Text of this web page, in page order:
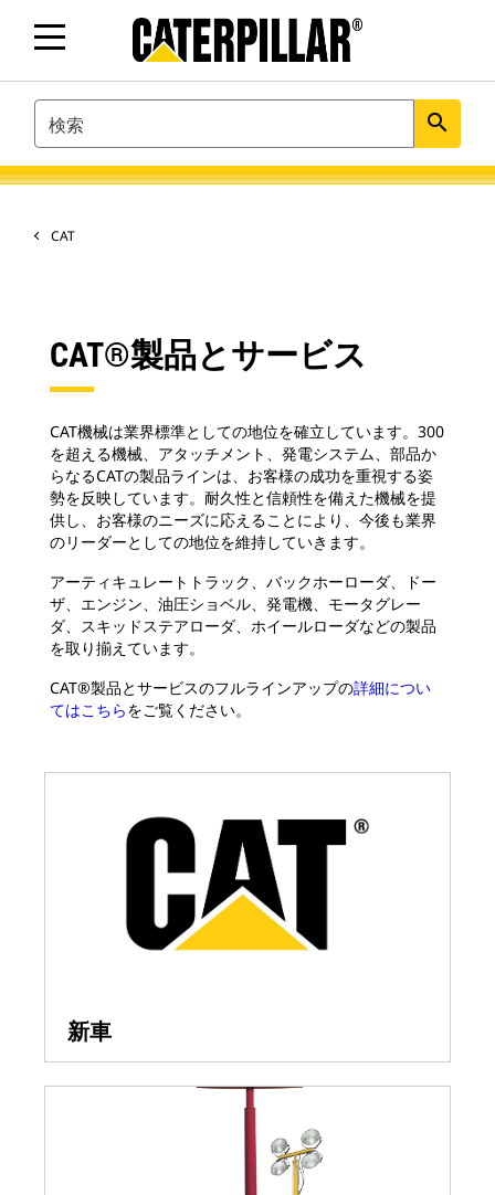
SEARCH search
CAT
CAT®製品とサービス
CAT機械は業界標準としての地位を確立しています。300
を超える機械、アタッチメント、発電システム、部品か
らなるCATの製品ラインは、お客様の成功を重視する姿
勢を反映しています。耐久性と信頼性を備えた機械を提
供し、お客様のニーズに応えることにより、今後も業界
のリーダーとしての地位を維持していきます。
アーティキュレートトラック、バックホーローダ、ドー
ザ、エンジン、油圧ショベル、発電機、モータグレー
ダ、スキッドステアローダ、ホイールローダなどの製品
を取り揃えています。
CAT®製品とサービスのフルラインアップの詳細につい
てはこちらをご覧ください。
新車